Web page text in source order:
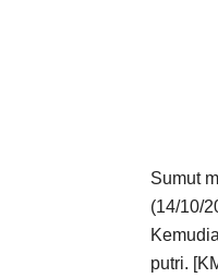
Sumut
(14/10/
putri.